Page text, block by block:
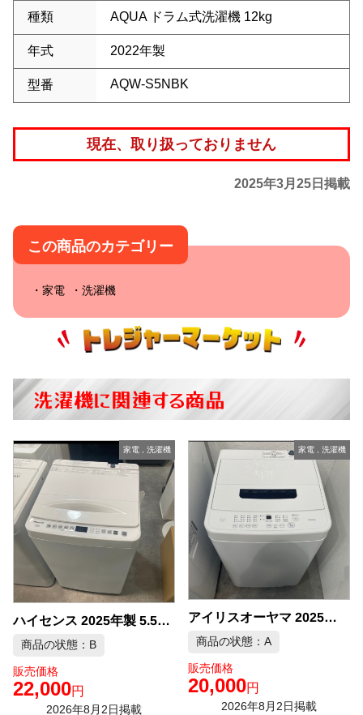
種類 AQUA ドラム式洗濯機 12kg
年式 2022年製
型番 AQW-S5NBK
現在、取り扱っておりません
2025年3月25日掲載
この商品のカテゴリー
家電 洗濯機
洗濯機に関連する商品
家電, 洗濯機
ハイセンス 2025年製 5.5kg 洗濯機 中古品販売
商品の状態：B
販売価格
22,000円
2026年8月2日掲載
家電 洗濯機
アイリスオーヤマ 2025年製 4.5kg 洗濯機 中古品販売
商品の状態：A
販売価格
20,000円
2026年8月2日掲載